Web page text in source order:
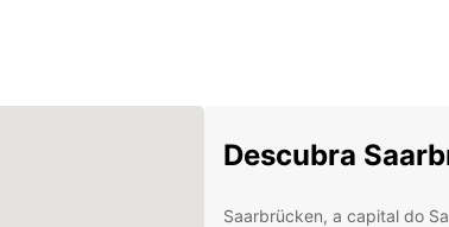
Descubra
Saarbrücken, a capital do